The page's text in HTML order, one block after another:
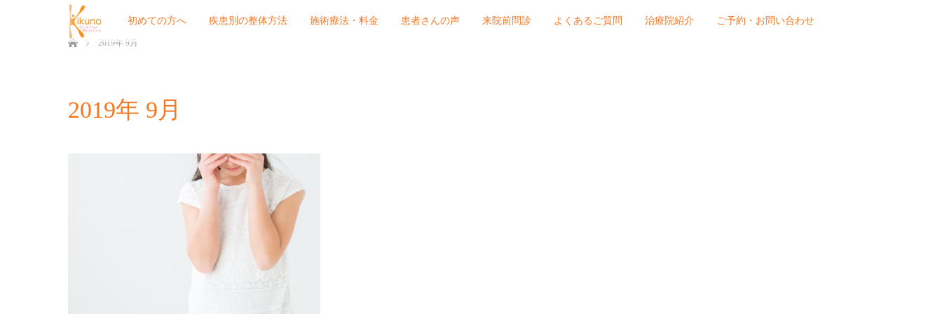
初めての方へ 疾患別の整体方法 施術療法・料金 患者さんの声 来院前問診 よくあるご質問 治療院紹介 ご予約・お問い合わせ
ホーム
2019年 9月
2019年 9月